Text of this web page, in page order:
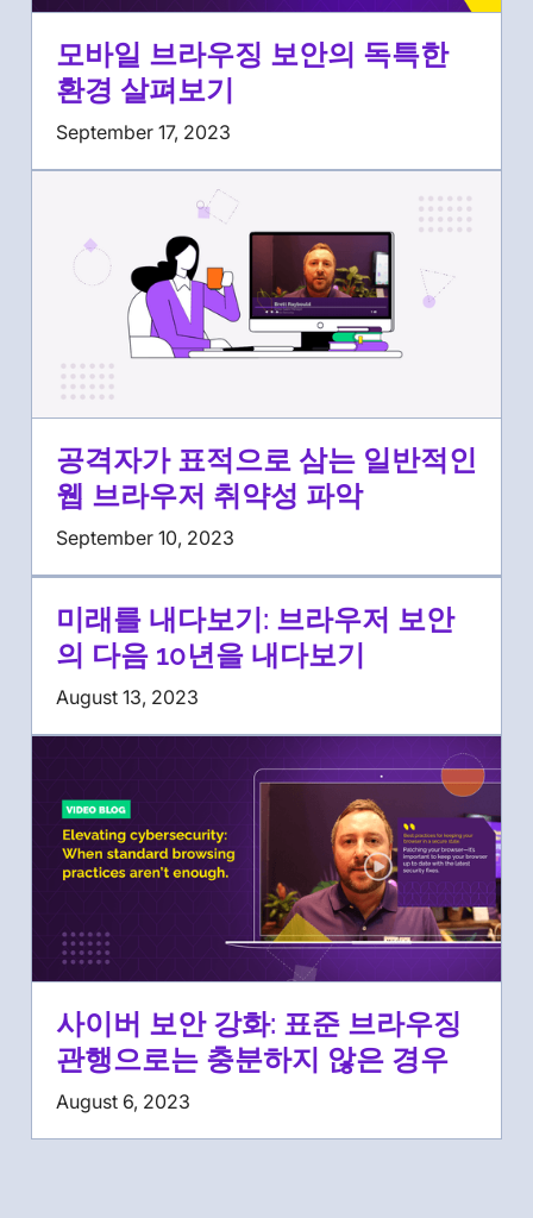
모바일 브라우징 보안의 독특한
환경 살펴보기
September 17, 2023
공격자가 표적으로 삼는 일반적인
웹 브라우저 취약성 파악
September 10, 2023
미래를 내다보기: 브라우저 보안
의 다음 10년을 내다보기
August 13, 2023
사이버 보안 강화: 표준 브라우징
관행으로는 충분하지 않은 경우
August 6, 2023